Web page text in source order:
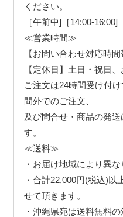
ください。
［午前中]［14:00-
≪営業時間≫
【お問い合わせ対応時
【定休日】土日・祝日
ご注文は24時間受け付
間外でのご注文、
及び問合せ・商品の発
す。
≪送料≫
・お届け地域により異な
・合計22,000円(税込)以
せて頂きます。
・沖縄県宛は送料無料の